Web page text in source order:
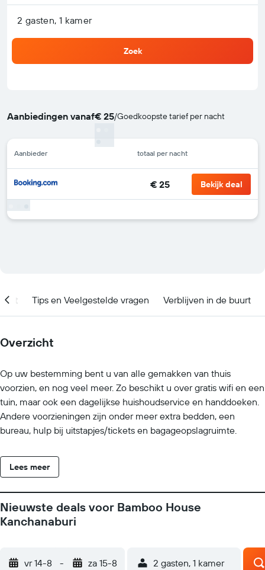
2 gasten, 1 kamer
Zoek
Aanbiedingen vanaf€ 25/Goedkoopste tarief per nacht
Aanbieder totaal per nacht
€ 25 Bekijk deal
Tips en Veelgestelde vragen Verblijven in de buurt
Overzicht
Op uw bestemming bent u van alle gemakken van thuis
voorzien, en nog veel meer. Zo beschikt u over gratis wifi en een
tuin, maar ook een dagelijkse huishoudservice en handdoeken.
Andere voorzieningen zijn onder meer extra bedden, een
bureau, hulp bij uitstapjes/tickets en bagageopslagruimte.
Lees meer
Nieuwste deals voor Bamboo House
Kanchanaburi
vr 14-8 - za 15-8 2 gasten, 1 kamer